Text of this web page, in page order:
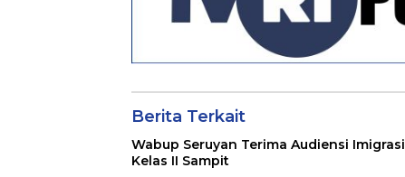
Berita Terkait
Wabup Seruyan Terima Audiensi Imigrasi
Kelas II Sampit